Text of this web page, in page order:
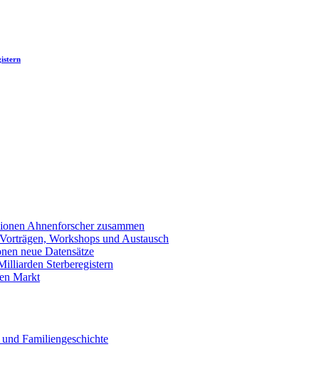
Ahnenforscher zusammen
Workshops und Austausch
neue Datensätze
Sterberegistern
Markt
Familiengeschichte